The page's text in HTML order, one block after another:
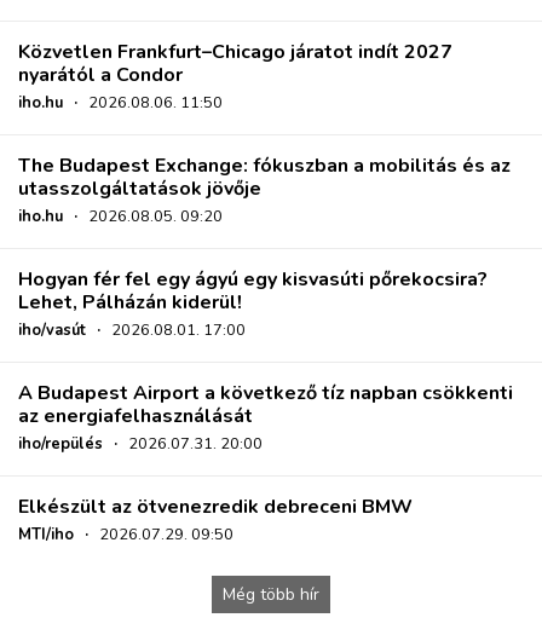
Közvetlen Frankfurt–Chicago járatot indít 2027
nyarától a Condor
iho.hu · 2026.08.06. 11:50
The Budapest Exchange: fókuszban a mobilitás és az
utasszolgáltatások jövője
iho.hu · 2026.08.05. 09:20
Hogyan fér fel egy ágyú egy kisvasúti pőrekocsira?
Lehet, Pálházán kiderül!
iho/vasút · 2026.08.01. 17:00
A Budapest Airport a következő tíz napban csökkenti
az energiafelhasználását
iho/repülés · 2026.07.31. 20:00
Elkészült az ötvenezredik debreceni BMW
MTI/iho · 2026.07.29. 09:50
Még több hír